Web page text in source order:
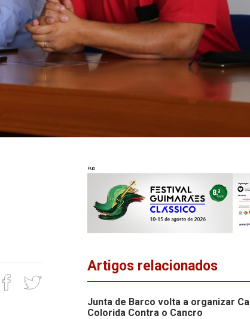
Pub
Artigos relacionados
Junta de Barco volta a organizar
Colorida Contra o Cancro